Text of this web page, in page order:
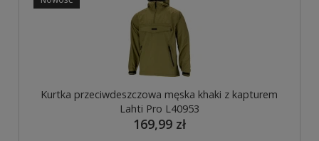
Kurtka przeciwdeszczowa męska khaki z kapturem
Lahti Pro L40953
169,99 zł